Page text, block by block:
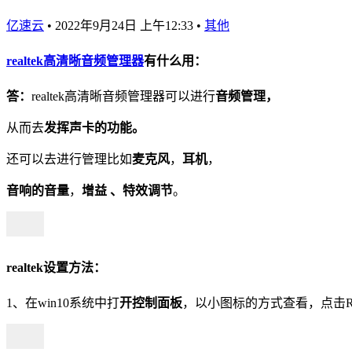
亿速云 • 2022年9月24日 上午12:33 • 其他
realtek高清晰音频管理器有什么用：
答： realtek高清晰音频管理器可以进行音频管理，
从而去发挥声卡的功能。
还可以去进行管理比如麦克风， 耳机，
音响的音量， 增益 、特效调节。
realtek设置方法：
1、在win10系统中打开控制面板，以小图标的方式查看，点击